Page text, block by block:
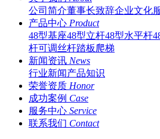
公司简介董事长致辞企业文化
产品中心 Product
48型基座48型立杆48型水平杆
杆可调丝杆踏板爬梯
新闻资讯 News
行业新闻产品知识
荣誉资质 Honor
成功案例 Case
服务中心 Service
联系我们 Contact